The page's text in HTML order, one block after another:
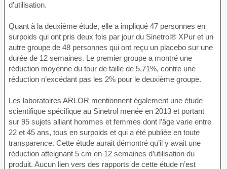
d’utilisation.
Quant à la deuxième étude, elle a impliqué 47 personnes en
surpoids qui ont pris deux fois par jour du Sinetrol® XPur et un
autre groupe de 48 personnes qui ont reçu un placebo sur une
durée de 12 semaines. Le premier groupe a montré une
réduction moyenne du tour de taille de 5,71%, contre une
réduction n’excédant pas les 2% pour le deuxième groupe.
Les laboratoires ARLOR mentionnent également une étude
scientifique spécifique au Sinetrol menée en 2013 et portant
sur 95 sujets alliant hommes et femmes dont l’âge varie entre
22 et 45 ans, tous en surpoids et qui a été publiée en toute
transparence. Cette étude aurait démontré qu’il y avait une
réduction atteignant 5 cm en 12 semaines d’utilisation du
produit. Aucun lien vers des rapports de cette étude n’est